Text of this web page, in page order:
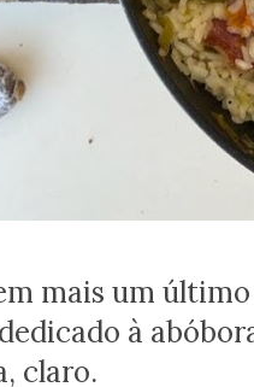
mais um
à
claro.